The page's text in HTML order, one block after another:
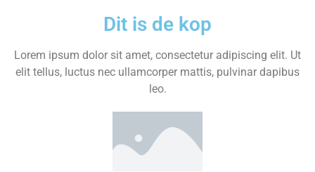
Dit is de kop
Lorem ipsum dolor sit amet, consectetur adipiscing elit. Ut
elit tellus, luctus nec ullamcorper mattis, pulvinar dapibus
leo.